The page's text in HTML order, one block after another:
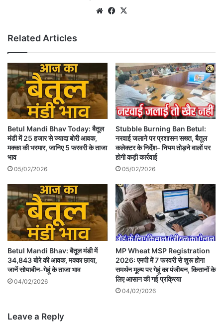
WebsiteFacebook
Related Articles
Betul Mandi Bhav Today: बैतूल
मंडी में 25 हजार से ज्यादा बोरी आवक,
मक्का की भरमार, जानिए 5 फरवरी के ताजा
भाव
05/02/2026
Stubble Burning Ban Betul:
नरवाई जलाने पर प्रशासन सख्त, बैतूल
कलेक्टर के निर्देश– नियम तोड़ने वालों पर
होगी कड़ी कार्रवाई
05/02/2026
Betul Mandi Bhav: बैतूल मंडी में
34,843 बोरे की आवक, मक्का छाया,
जानें सोयाबीन-गेहूं के ताजा भाव
04/02/2026
MP Wheat MSP Registration
2026: एमपी में 7 फरवरी से शुरू होगा
समर्थन मूल्य पर गेहूं का पंजीयन, किसानों के
लिए आसान की गई प्रक्रिया
04/02/2026
Leave a Reply